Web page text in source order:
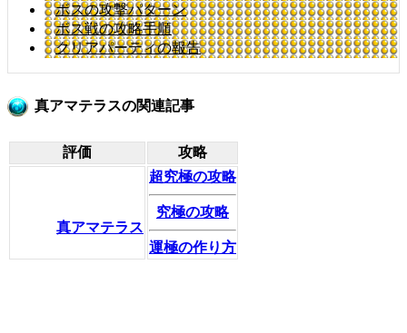
ボスの攻撃パターン
ボス戦の攻略手順
クリアパーティの報告
真アマテラスの関連記事
評価 攻略
真アマテラス
超究極の攻略
究極の攻略
運極の作り方